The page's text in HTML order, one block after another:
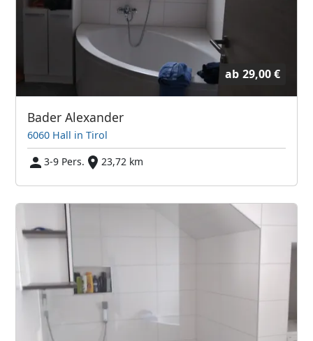
ab 29,00 €
Bader Alexander
6060 Hall in Tirol
3-9 Pers.
23,72 km